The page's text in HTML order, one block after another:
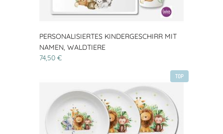
PERSONALISIERTES KINDERGESCHIRR MIT
NAMEN, WALDTIERE
74,50 €
TOP